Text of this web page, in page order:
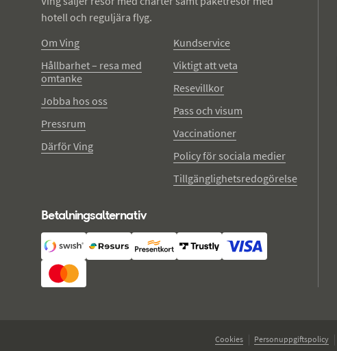
hotell och reguljära flyg.
Om Ving
Hållbarhet – resa med
omtanke
Jobba hos oss
Pressrum
Därför Ving
Kundservice
Viktigt att veta
Resevillkor
Pass och visum
Vaccinationer
Policy för sociala medier
Tillgänglighetsredogörelse
Betalningsalternativ
Cookies Personuppgiftspolicy